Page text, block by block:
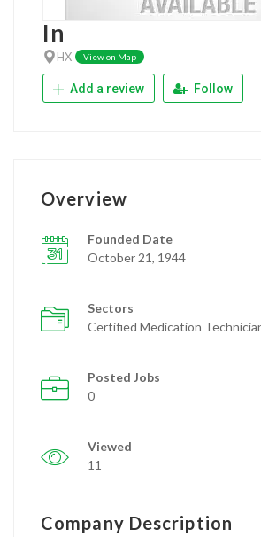
In
HX View on Map
Add a review Follow
Overview
Founded Date
October 21, 1944
Sectors
Certified Medication
Posted Jobs
0
Viewed
11
Company Description